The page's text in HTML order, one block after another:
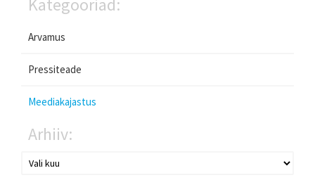
Kategooriad:
Arvamus
Pressiteade
Meediakajastus
Arhiiv: